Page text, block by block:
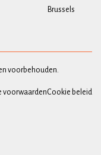
Brussels
voorbehouden.
voorwaardenCookie beleid